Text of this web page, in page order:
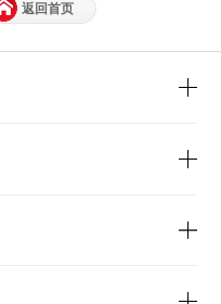
返回首页